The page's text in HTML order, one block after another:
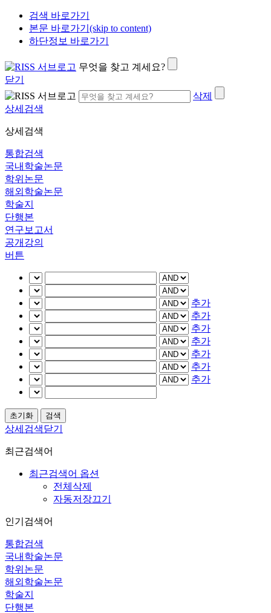
검색 바로가기
본문 바로가기(skip to content)
하단정보 바로가기
무엇을 찾고 계세요?
닫기
삭제
상세검색
상세검색
통합검색
국내학술논문
학위논문
해외학술논문
학술지
단행본
연구보고서
공개강의
버튼
추가
추가
추가
추가
추가
추가
추가
상세검색닫기
최근검색어
최근검색어 옵션
전체삭제
자동저장끄기
인기검색어
통합검색
국내학술논문
학위논문
해외학술논문
학술지
단행본